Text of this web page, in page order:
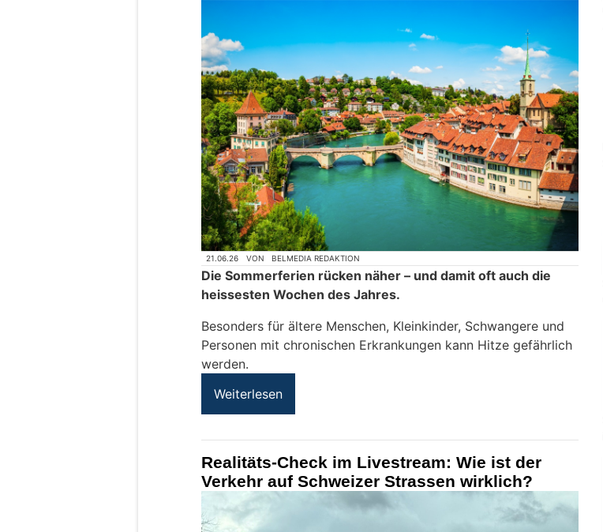
21.06.26 VON BELMEDIA REDAKTION
Die Sommerferien rücken näher – und damit oft auch die
heissesten Wochen des Jahres.
Besonders für ältere Menschen, Kleinkinder, Schwangere und
Personen mit chronischen Erkrankungen kann Hitze gefährlich
werden.
Weiterlesen
Realitäts-Check im Livestream: Wie ist der
Verkehr auf Schweizer Strassen wirklich?